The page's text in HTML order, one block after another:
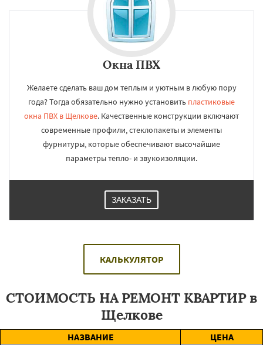
Окна ПВХ
Желаете сделать ваш дом теплым и уютным в любую пору
года? Тогда обязательно нужно установить пластиковые
окна ПВХ в Щелкове. Качественные конструкции включают
современные профили, стеклопакеты и элементы
фурнитуры, которые обеспечивают высочайшие
параметры тепло- и звукоизоляции.
ЗАКАЗАТЬ
КАЛЬКУЛЯТОР
СТОИМОСТЬ НА РЕМОНТ КВАРТИР в
Щелкове
НАЗВАНИЕ
ЦЕНА